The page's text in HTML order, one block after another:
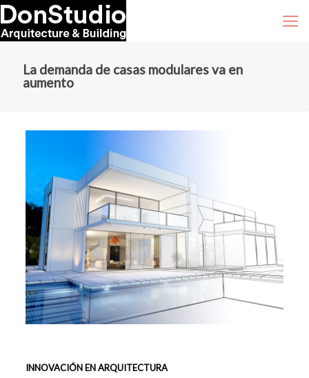
La demanda de casas modulares va en
aumento
INNOVACIÓN EN ARQUITECTURA